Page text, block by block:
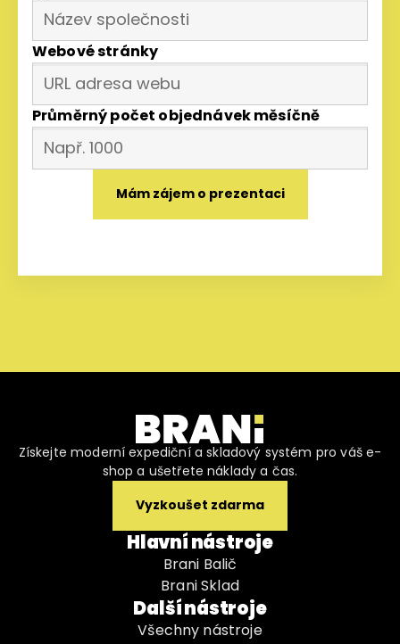
Webové stránky
Průměrný počet objednávek měsíčně
Získejte moderní expediční a skladový systém pro váš e-
shop a ušetřete náklady a čas.
Vyzkoušet zdarma
Hlavní nástroje
Brani Balič
Brani Sklad
Další nástroje
Všechny nástroje